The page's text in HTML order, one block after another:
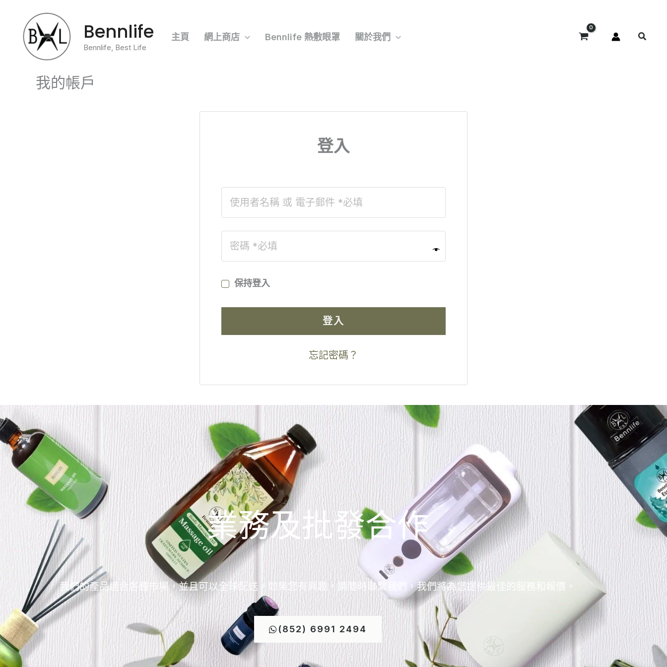
Bennlife
Bennlife, Best Life
主頁 網上商店 Bennlife 熱敷眼罩 關於我們
我的帳戶
登入
保持登入
登入
忘記密碼？
業務及批發合作
我們的產品適合各種市場，並且可以全球配送。如果您有興趣，請隨時聯繫我們，我們將為您提供最佳的服務和報價。
(852) 6991 2494